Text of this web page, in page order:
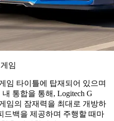
임
임 타이틀에 탑재되어 있으며
통합을 통해, Logitech G
임의 잠재력을 최대로 개방하
드백을 제공하며 주행할 때마